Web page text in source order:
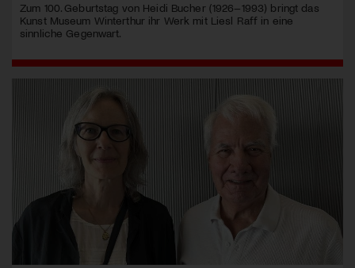
Zum 100. Geburtstag von Heidi Bucher (1926–1993) bringt das
Kunst Museum Winterthur ihr Werk mit Liesl Raff in eine
sinnliche Gegenwart.